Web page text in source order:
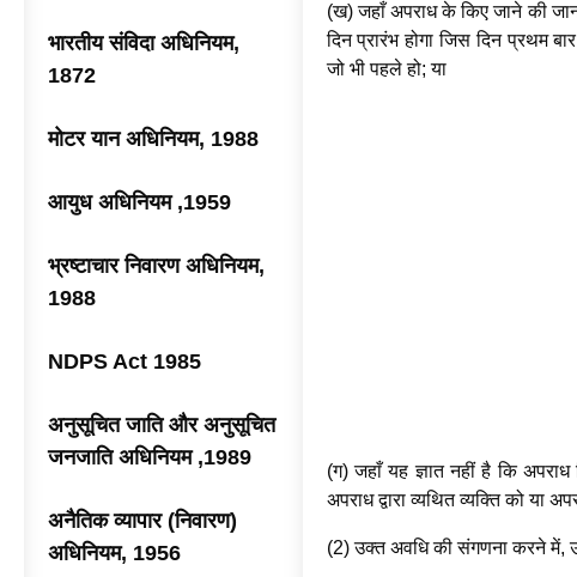
भारतीय संविदा अधिनियम,
1872
मोटर यान अधिनियम, 1988
आयुध अधिनियम ,1959
भ्रष्टाचार निवारण अधिनियम,
1988
NDPS Act 1985
अनुसूचित जाति और अनुसूचित
जनजाति अधिनियम ,1989
अनैतिक व्यापार (निवारण)
अधिनियम, 1956
(ख) जहाँ अपराध के किए जाने की
दिन प्रारंभ होगा जिस दिन प्रथम
जो भी पहले हो; या
(ग) जहाँ यह ज्ञात नहीं है कि
अपराध द्वारा व्यथित व्यक्ति को या
(2) उक्त अवधि की संगणना करने में,